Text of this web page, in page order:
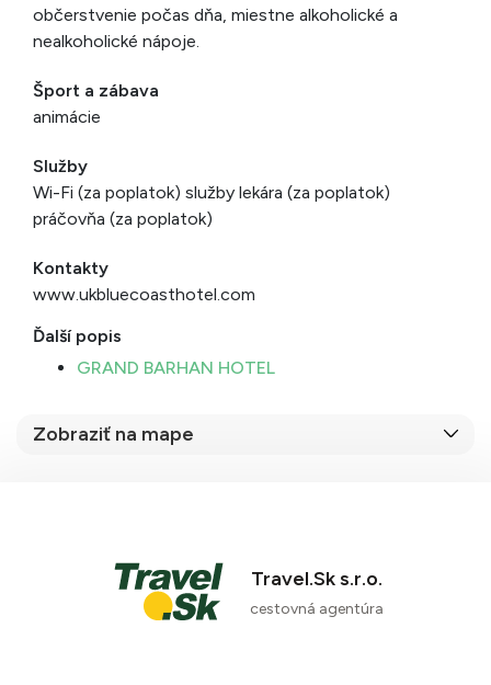
občerstvenie počas dňa, miestne alkoholické a
nealkoholické nápoje.
Šport a zábava
animácie
Služby
Wi-Fi (za poplatok) služby lekára (za poplatok)
práčovňa (za poplatok)
Kontakty
www.ukbluecoasthotel.com
Ďalší popis
GRAND BARHAN HOTEL
Zobraziť na mape
Travel.Sk s.r.o.
cestovná agentúra